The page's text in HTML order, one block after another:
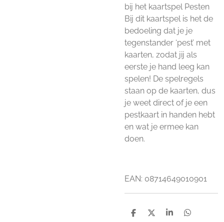
bij het kaartspel Pesten
Bij dit kaartspel is het de
bedoeling dat je je
tegenstander ‘pest’ met
kaarten, zodat jij als
eerste je hand leeg kan
spelen! De spelregels
staan op de kaarten, dus
je weet direct of je een
pestkaart in handen hebt
en wat je ermee kan
doen.
EAN: 08714649010901
D
D
S
D